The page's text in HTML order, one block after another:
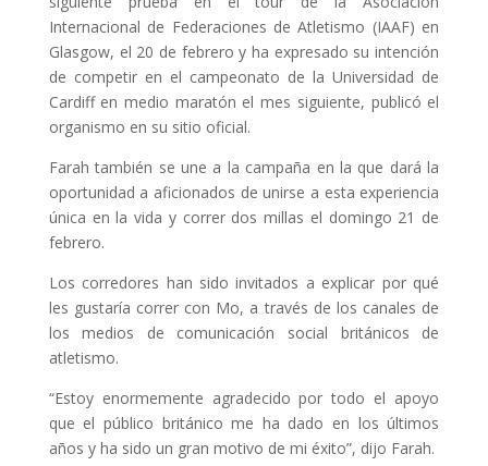
Internacional de Federaciones de Atletismo (IAAF) en
Glasgow, el 20 de febrero y ha expresado su intención
de competir en el campeonato de la Universidad de
Cardiff en medio maratón el mes siguiente, publicó el
organismo en su sitio oficial.
Farah también se une a la campaña en la que dará la
oportunidad a aficionados de unirse a esta experiencia
única en la vida y correr dos millas el domingo 21 de
febrero.
Los corredores han sido invitados a explicar por qué
les gustaría correr con Mo, a través de los canales de
los medios de comunicación social británicos de
atletismo.
“Estoy enormemente agradecido por todo el apoyo
que el público británico me ha dado en los últimos
años y ha sido un gran motivo de mi éxito”, dijo Farah.